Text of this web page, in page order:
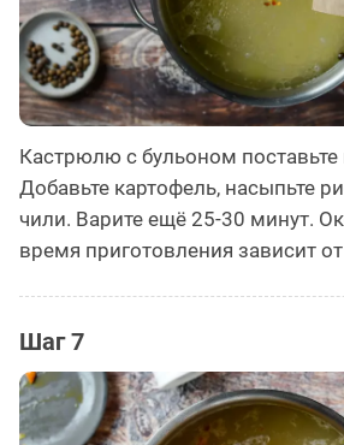
Кастрюлю с бульоном поставьте
Добавьте картофель, насыпьте
чили. Варите ещё 25-30 минут.
время приготовления зависит
Шаг 7